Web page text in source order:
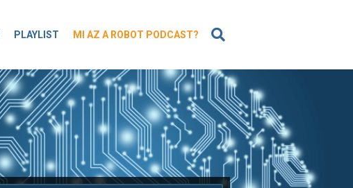
PLAYLIST MI AZ A ROBOT PODCAST?